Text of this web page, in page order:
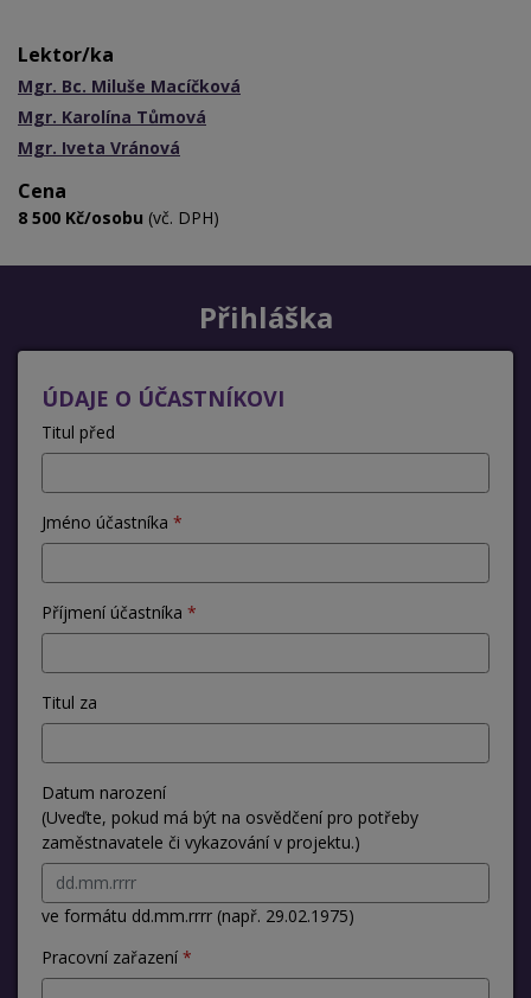
Lektor/ka
Mgr. Bc. Miluše Macíčková
Mgr. Karolína Tůmová
Mgr. Iveta Vránová
Cena
8 500 Kč/osobu (vč. DPH)
Přihláška
ÚDAJE O ÚČASTNÍKOVI
Titul před
Jméno účastníka
Příjmení účastníka
Titul za
Datum narození
(Uveďte, pokud má být na osvědčení pro potřeby
zaměstnavatele či vykazování v projektu.)
ve formátu dd.mm.rrrr (např. 29.02.1975)
Pracovní zařazení